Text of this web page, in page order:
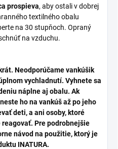
prospieva, aby ostali v dobrej
textilného obalu
na 30 stupňoch. Opraný
na vzduchu.
Neodporúčame vankúšik
vychladnutí. Vyhnete sa
náplne aj obalu. Ak
ho na vankúš až po jeho
deti, a ani osoby, ktoré
Pre podrobnejšie
návod na použitie, ktorý je
INATURA.